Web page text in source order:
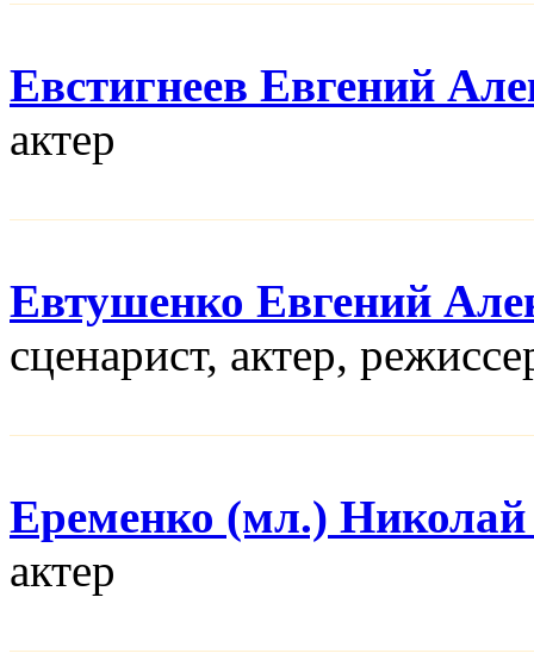
Евстигнеев Евгений
актер
Евтушенко Евгений
сценарист, актер,
Еременко (мл.)
актер